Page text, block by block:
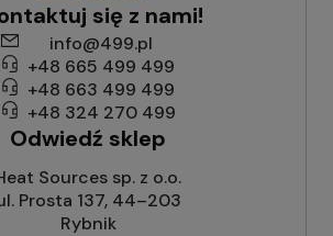
się z nami!
info@499.pl
+48 665 499 499
+48 663 499 499
+48 324 270 499
Odwiedź sklep
Sources sp. z o.o.
Prosta 137, 44–203
Rybnik